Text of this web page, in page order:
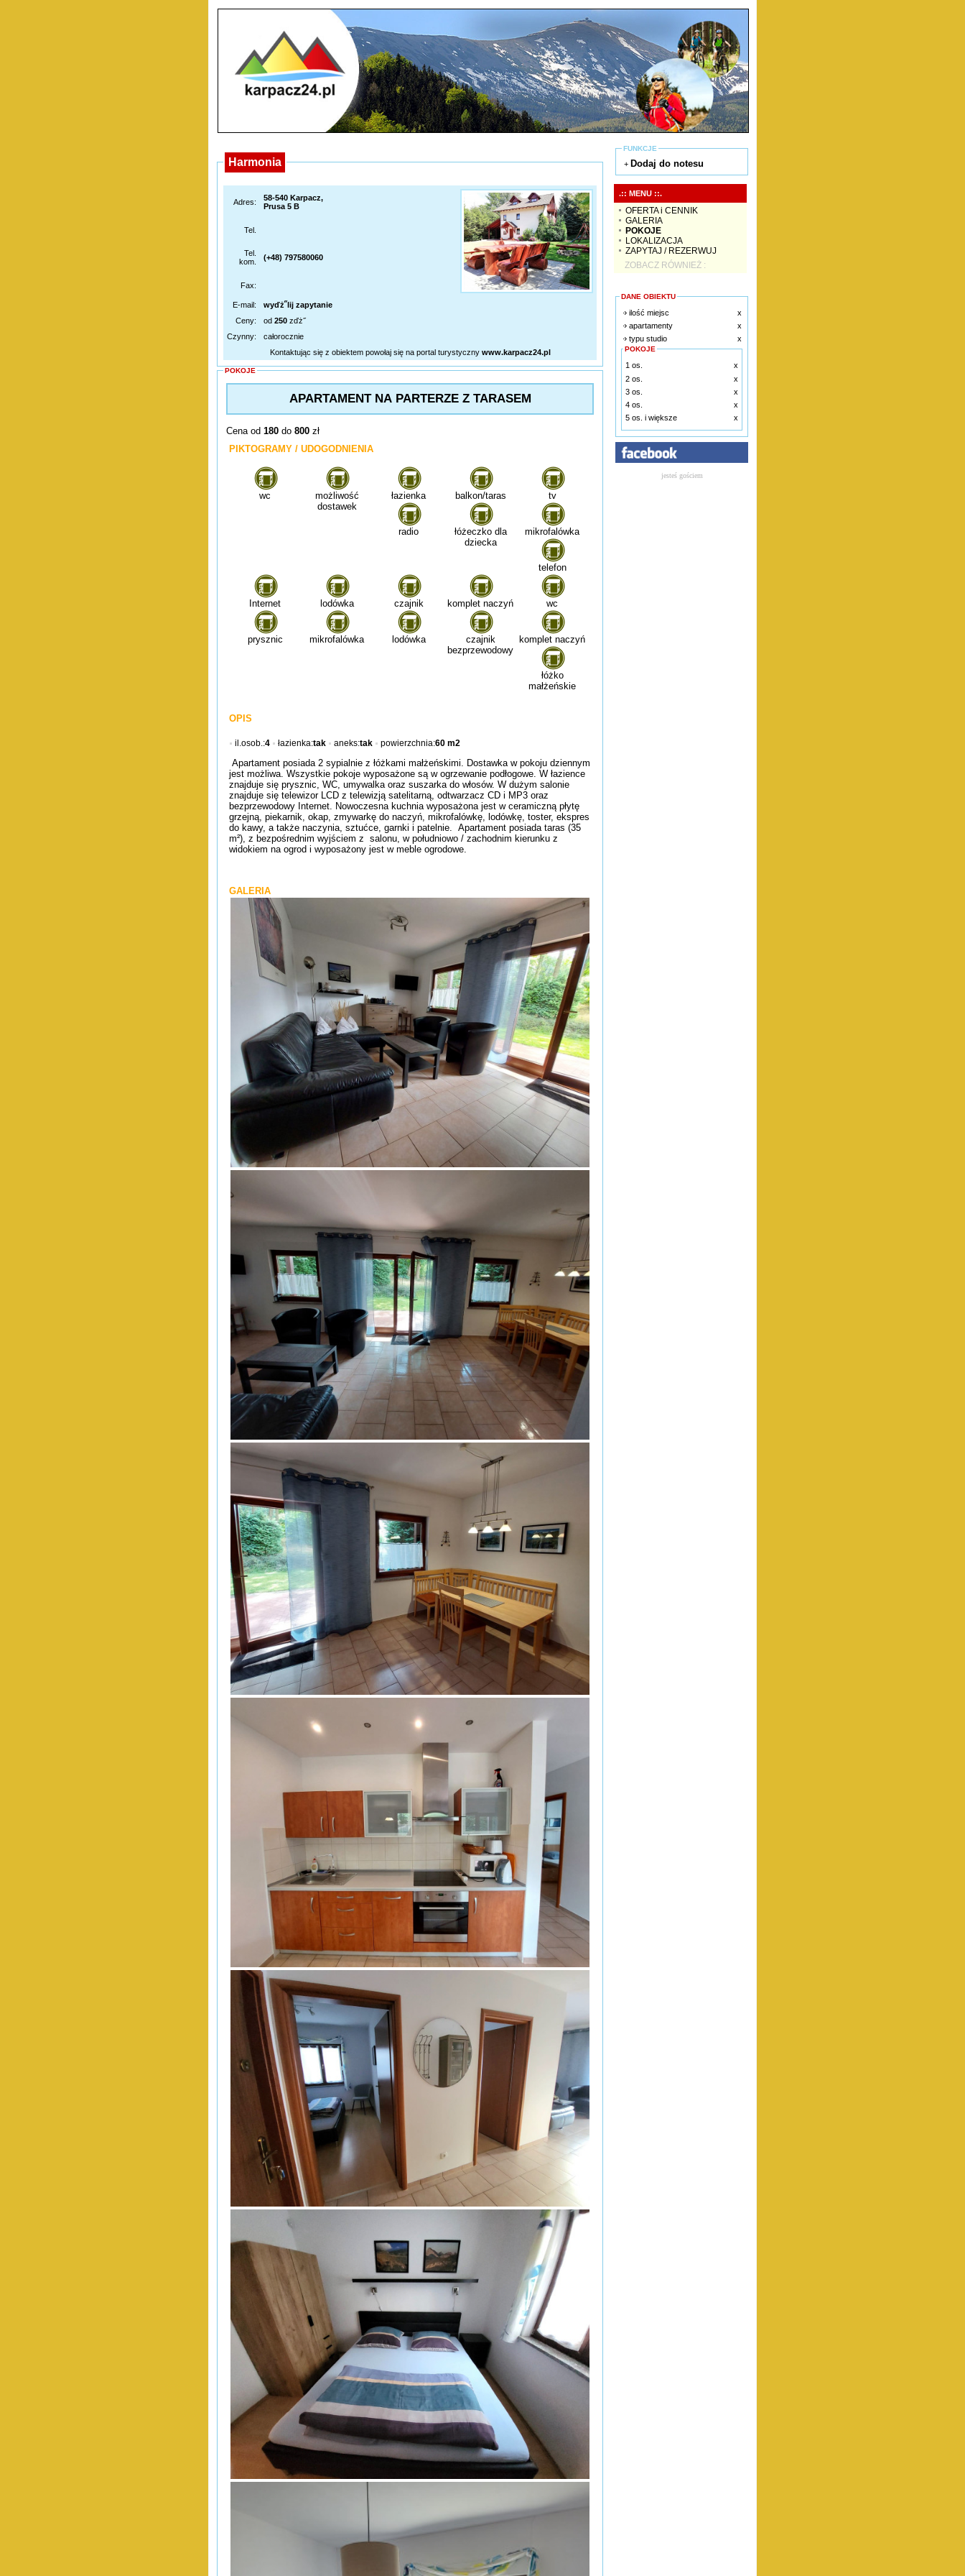
Harmonia
Adres:
58-540 Karpacz,
Prusa 5 B
Tel.
Tel.
kom.
(+48) 797580060
Fax:
E-mail:
wyďż˝lij zapytanie
Ceny:
od 250 zďż˝
Czynny:
całorocznie
Kontaktując się z obiektem powołaj się na portal turystyczny www.karpacz24.pl
POKOJE
APARTAMENT NA PARTERZE Z TARASEM
Cena od 180 do 800 zł
PIKTOGRAMY / UDOGODNIENIA
wc
możliwość
dostawek
łazienka balkon/taras tv
radio
łóżeczko dla
dziecka
mikrofalówka
telefon
Internet lodówka czajnik komplet naczyń wc
prysznic mikrofalówka lodówka
czajnik
bezprzewodowy
komplet naczyń
łóżko
małżeńskie
OPIS
il.osob.:4 łazienka:tak aneks:tak powierzchnia:60 m2
Apartament posiada 2 sypialnie z łóżkami małżeńskimi. Dostawka w pokoju dziennym
jest możliwa. Wszystkie pokoje wyposażone są w ogrzewanie podłogowe. W łazience
znajduje się prysznic, WC, umywalka oraz suszarka do włosów. W dużym salonie
znajduje się telewizor LCD z telewizją satelitarną, odtwarzacz CD i MP3 oraz
bezprzewodowy Internet. Nowoczesna kuchnia wyposażona jest w ceramiczną płytę
grzejną, piekarnik, okap, zmywarkę do naczyń, mikrofalówkę, lodówkę, toster, ekspres
do kawy, a także naczynia, sztućce, garnki i patelnie. Apartament posiada taras (35
m²), z bezpośrednim wyjściem z salonu, w południowo / zachodnim kierunku z
widokiem na ogrod i wyposażony jest w meble ogrodowe.
GALERIA
FUNKCJE
+ Dodaj do notesu
.:: MENU ::.
OFERTA i CENNIK
GALERIA
POKOJE
LOKALIZACJA
ZAPYTAJ / REZERWUJ
ZOBACZ RÓWNIEŻ :
DANE OBIEKTU
ilość miejsc
x
apartamenty
x
typu studio
x
POKOJE
1 os.
x
2 os.
x
3 os.
x
4 os.
x
5 os. i większe
x
jesteś gościem